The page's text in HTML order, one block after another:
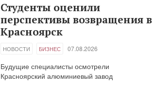
Студенты оценили
перспективы возвращения в
Красноярск
НОВОСТИ БИЗНЕС 07.08.2026
Будущие специалисты осмотрели
Красноярский алюминиевый завод